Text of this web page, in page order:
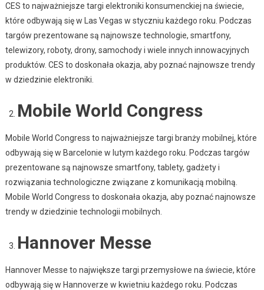
CES to najważniejsze targi elektroniki konsumenckiej na świecie,
które odbywają się w Las Vegas w styczniu każdego roku. Podczas
targów prezentowane są najnowsze technologie, smartfony,
telewizory, roboty, drony, samochody i wiele innych innowacyjnych
produktów. CES to doskonała okazja, aby poznać najnowsze trendy
w dziedzinie elektroniki.
Mobile World Congress
Mobile World Congress to najważniejsze targi branży mobilnej, które
odbywają się w Barcelonie w lutym każdego roku. Podczas targów
prezentowane są najnowsze smartfony, tablety, gadżety i
rozwiązania technologiczne związane z komunikacją mobilną.
Mobile World Congress to doskonała okazja, aby poznać najnowsze
trendy w dziedzinie technologii mobilnych.
Hannover Messe
Hannover Messe to największe targi przemysłowe na świecie, które
odbywają się w Hannoverze w kwietniu każdego roku. Podczas